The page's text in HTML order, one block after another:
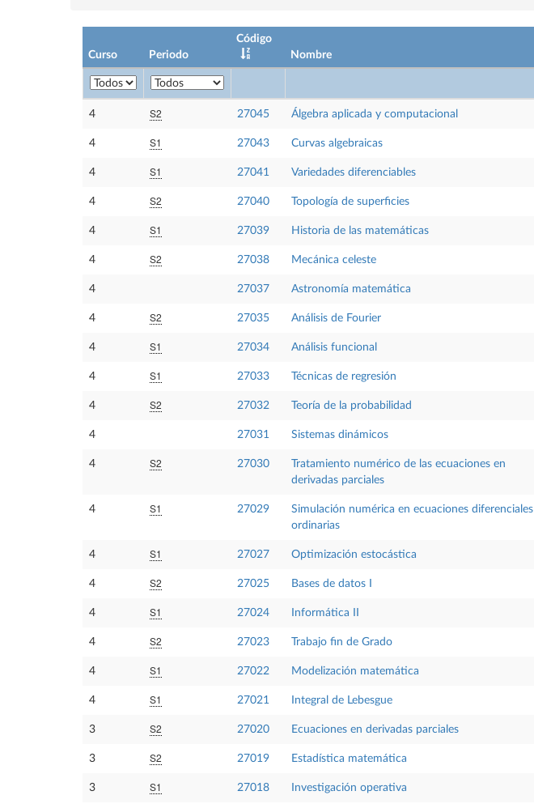
Curso Periodo
Código
Nombre
4 S2 27045 Álgebra aplicada y computacional
4 S1 27043 Curvas algebraicas
4 S1 27041 Variedades diferenciables
4 S2 27040 Topología de superficies
4 S1 27039 Historia de las matemáticas
4 S2 27038 Mecánica celeste
4 27037 Astronomía matemática
4 S2 27035 Análisis de Fourier
4 S1 27034 Análisis funcional
4 S1 27033 Técnicas de regresión
4 S2 27032 Teoría de la probabilidad
4 27031 Sistemas dinámicos
4 S2 27030
Tratamiento numérico de las ecuaciones en
derivadas parciales
4 S1 27029
Simulación numérica en ecuaciones diferenciales
ordinarias
4 S1 27027 Optimización estocástica
4 S2 27025 Bases de datos I
4 S1 27024 Informática II
4 S2 27023 Trabajo fin de Grado
4 S1 27022 Modelización matemática
4 S1 27021 Integral de Lebesgue
3 S2 27020 Ecuaciones en derivadas parciales
3 S2 27019 Estadística matemática
3 S1 27018 Investigación operativa